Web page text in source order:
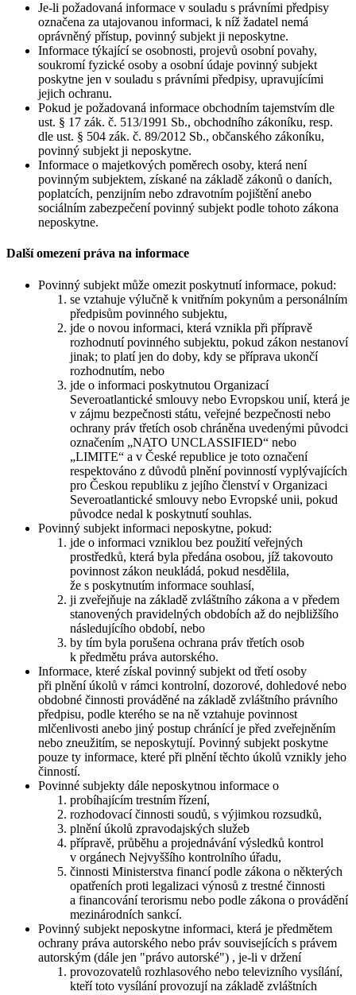
Je-li požadovaná informace v souladu s právními předpisy
označena za utajovanou informaci, k níž žadatel nemá
oprávněný přístup, povinný subjekt ji neposkytne.
Informace týkající se osobnosti, projevů osobní povahy,
soukromí fyzické osoby a osobní údaje povinný subjekt
poskytne jen v souladu s právními předpisy, upravujícími
jejich ochranu.
Pokud je požadovaná informace obchodním tajemstvím dle
ust. § 17 zák. č. 513/1991 Sb., obchodního zákoníku, resp.
dle ust. § 504 zák. č. 89/2012 Sb., občanského zákoníku,
povinný subjekt ji neposkytne.
Informace o majetkových poměrech osoby, která není
povinným subjektem, získané na základě zákonů o daních,
poplatcích, penzijním nebo zdravotním pojištění anebo
sociálním zabezpečení povinný subjekt podle tohoto zákona
neposkytne.
Další omezení práva na informace
Povinný subjekt může omezit poskytnutí informace, pokud:
se vztahuje výlučně k vnitřním pokynům a personálním
předpisům povinného subjektu,
jde o novou informaci, která vznikla při přípravě
rozhodnutí povinného subjektu, pokud zákon nestanoví
jinak; to platí jen do doby, kdy se příprava ukončí
rozhodnutím, nebo
jde o informaci poskytnutou Organizací
Severoatlantické smlouvy nebo Evropskou unií, která je
v zájmu bezpečnosti státu, veřejné bezpečnosti nebo
ochrany práv třetích osob chráněna uvedenými původci
označením „NATO UNCLASSIFIED“ nebo
„LIMITE“ a v České republice je toto označení
respektováno z důvodů plnění povinností vyplývajících
pro Českou republiku z jejího členství v Organizaci
Severoatlantické smlouvy nebo Evropské unii, pokud
původce nedal k poskytnutí souhlas.
Povinný subjekt informaci neposkytne, pokud:
jde o informaci vzniklou bez použití veřejných
prostředků, která byla předána osobou, jíž takovouto
povinnost zákon neukládá, pokud nesdělila,
že s poskytnutím informace souhlasí,
ji zveřejňuje na základě zvláštního zákona a v předem
stanovených pravidelných obdobích až do nejbližšího
následujícího období, nebo
by tím byla porušena ochrana práv třetích osob
k předmětu práva autorského.
Informace, které získal povinný subjekt od třetí osoby
při plnění úkolů v rámci kontrolní, dozorové, dohledové nebo
obdobné činnosti prováděné na základě zvláštního právního
předpisu, podle kterého se na ně vztahuje povinnost
mlčenlivosti anebo jiný postup chránící je před zveřejněním
nebo zneužitím, se neposkytují. Povinný subjekt poskytne
pouze ty informace, které při plnění těchto úkolů vznikly jeho
činností.
Povinné subjekty dále neposkytnou informace o
probíhajícím trestním řízení,
rozhodovací činnosti soudů, s výjimkou rozsudků,
plnění úkolů zpravodajských služeb
přípravě, průběhu a projednávání výsledků kontrol
v orgánech Nejvyššího kontrolního úřadu,
činnosti Ministerstva financí podle zákona o některých
opatřeních proti legalizaci výnosů z trestné činnosti
a financování terorismu nebo podle zákona o provádění
mezinárodních sankcí.
Povinný subjekt neposkytne informaci, která je předmětem
ochrany práva autorského nebo práv souvisejících s právem
autorským (dále jen "právo autorské") , je-li v držení
provozovatelů rozhlasového nebo televizního vysílání,
kteří toto vysílání provozují na základě zvláštních